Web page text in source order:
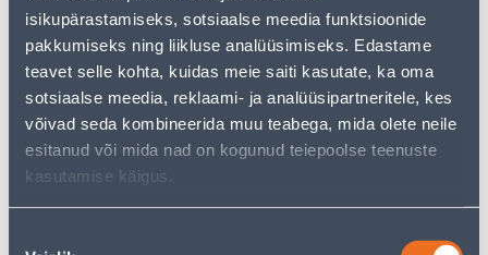
isikupärastamiseks, sotsiaalse meedia funktsioonide
pakkumiseks ning liikluse analüüsimiseks. Edastame
teavet selle kohta, kuidas meie saiti kasutate, ka oma
sotsiaalse meedia, reklaami- ja analüüsipartneritele, kes
võivad seda kombineerida muu teabega, mida olete neile
esitanud või mida nad on kogunud teiepoolse teenuste
kasutamise käigus.
• Kuivatusnööre 51 m, mahutab 4-5 masinatäit pesu, 4
konksu riidepuudele.
• Sisse-ehitatud vihmakate, mis kaitseb pesunööre
vihma ja määrdumise eest.
• 14-päevane tagastusõigus.